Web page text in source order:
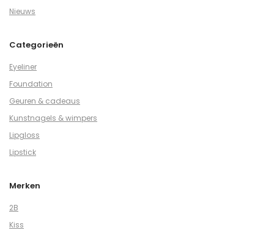
Nieuws
Categorieën
Eyeliner
Foundation
Geuren & cadeaus
Kunstnagels & wimpers
Lipgloss
Lipstick
Merken
2B
Kiss